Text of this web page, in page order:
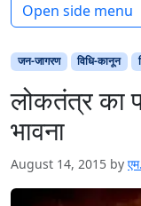
जन-जागरण विधि-कानून
लोकतंत्र का
भावना
August 14, 2015 by
Open side menu